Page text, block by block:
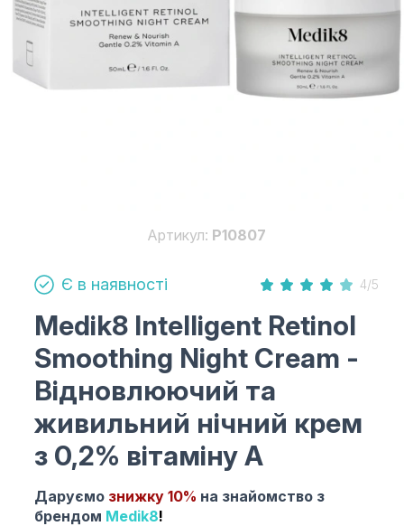
Артикул: P10807
Є в наявності 4/5
Medik8 Intelligent Retinol
Smoothing Night Cream -
Відновлюючий та
живильний нічний крем
з 0,2% вітаміну А
Даруємо знижку 10% на знайомство з
брендом Medik8!